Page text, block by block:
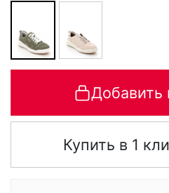
Добавить
Купить в 1